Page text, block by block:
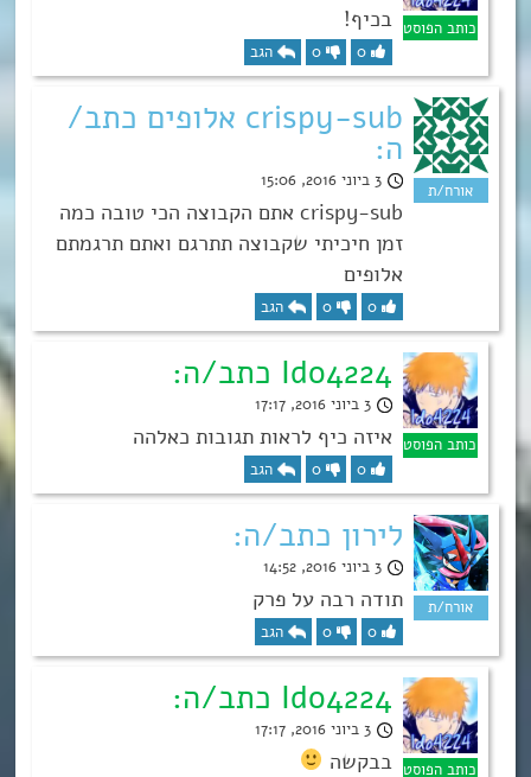
בכיף!
0
0 הגב
crispy-sub אלופים כתב/
ה:
3 ביוני 2016, 15:06
crispy-sub אתם הקבוצה הכי טובה כמה
זמן חיכיתי שקבוצה תתרגם ואתם תרגמתם
אלופים
0
0 הגב
Ido4224 כתב/ה:
3 ביוני 2016, 17:17
איזה כיף לראות תגובות כאלהה
0
0 הגב
לירון כתב/ה:
3 ביוני 2016, 14:52
תודה רבה על פרק
0
0 הגב
Ido4224 כתב/ה:
3 ביוני 2016, 17:17
בבקשה